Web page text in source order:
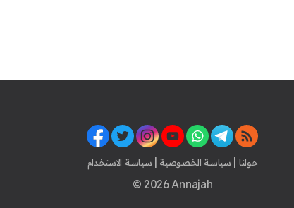
حولنا | سياسة الخصوصية | سياسة الاستخدام
© 2026 Annajah